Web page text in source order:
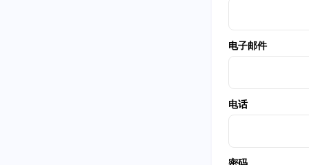
电子邮件
电话